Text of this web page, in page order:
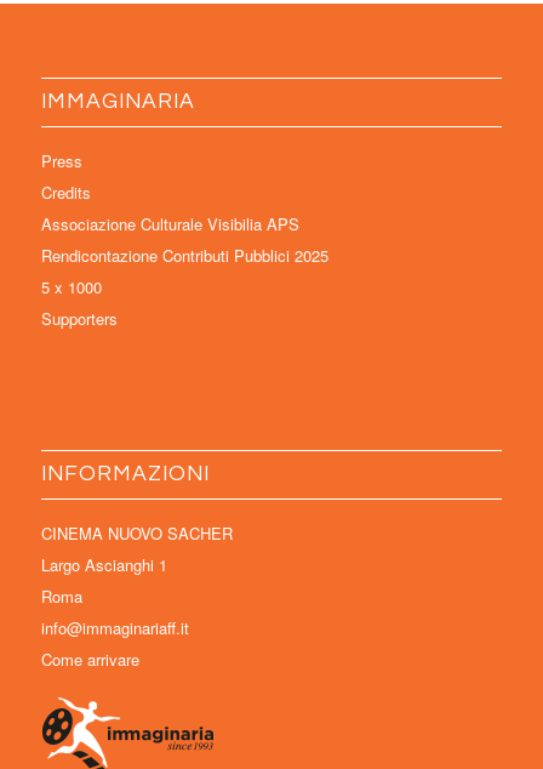
IMMAGINARIA
Press
Credits
Associazione Culturale Visibilia APS
Rendicontazione Contributi Pubblici 2025
5 x 1000
Supporters
INFORMAZIONI
CINEMA NUOVO SACHER
Largo Ascianghi 1
Roma
info@immaginariaff.it
Come arrivare